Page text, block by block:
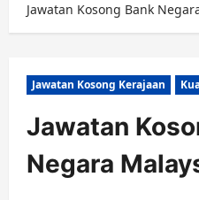
Jawatan Kosong Bank
Jawatan Kosong Kerajaan
Jawatan
Negara